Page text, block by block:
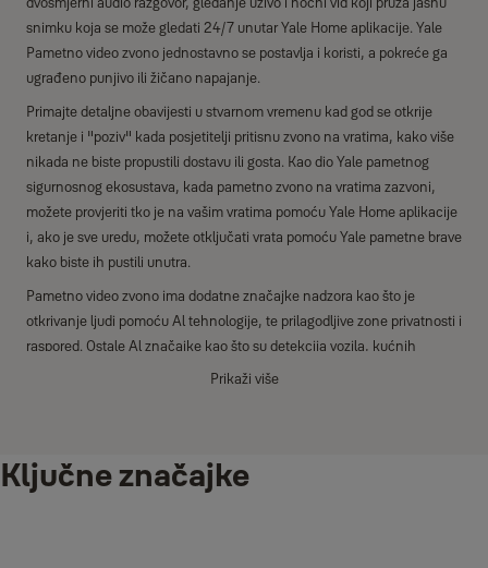
snimku koja se može gledati 24/7 unutar Yale Home aplikacije. Yale
Pametno video zvono jednostavno se postavlja i koristi, a pokreće ga
ugrađeno punjivo ili žičano napajanje.
Primajte detaljne obavijesti u stvarnom vremenu kad god se otkrije
kretanje i "poziv" kada posjetitelji pritisnu zvono na vratima, kako više
nikada ne biste propustili dostavu ili gosta. Kao dio Yale pametnog
sigurnosnog ekosustava, kada pametno zvono na vratima zazvoni,
možete provjeriti tko je na vašim vratima pomoću Yale Home aplikacije
i, ako je sve uredu, možete otključati vrata pomoću Yale pametne brave
kako biste ih pustili unutra.
Pametno video zvono ima dodatne značajke nadzora kao što je
otkrivanje ljudi pomoću Al tehnologije, te prilagodljive zone privatnosti i
raspored. Ostale Al značajke kao što su detekcija vozila, kućnih
ljubimaca, paketa i Snimanje u oblaku, dostupne su putem plana
mogućnost odabira između 7 različitih i zadivljujućih Yale zvukova, i
Prikaži više
Ključne značajke